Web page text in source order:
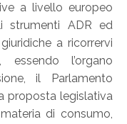
a livello europeo
strumenti ADR ed
a ricorrervi
l’organo
il Parlamento
proposta legislativa
di consumo,